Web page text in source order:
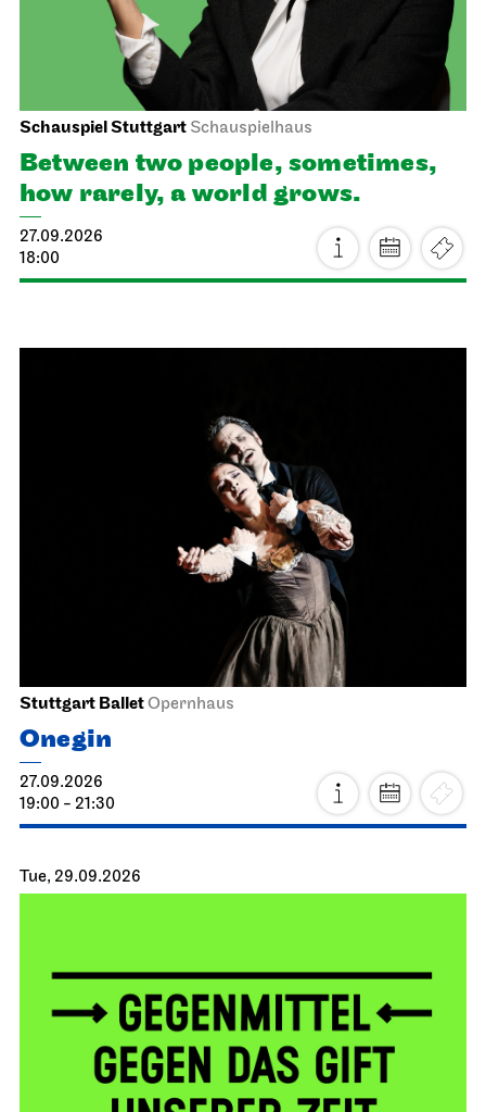
Schauspiel Stuttgart Schauspielhaus
Between two people, sometimes,
how rarely, a world grows.
27.09.2026
18:00
Stuttgart BalletOpernhaus
Onegin
27.09.2026
19:00 - 21:30
Tue, 29.09.2026